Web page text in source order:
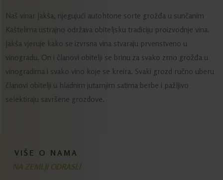
Naš vinar Jakša, njegujući autohtone sorte grožđa u sunčanim
Kaštelima ustrajno održava obiteljsku tradiciju proizvodnje vina.
Jakša vjeruje kako se izvrsna vina stvaraju prvenstveno u
vinogradu. On i članovi obitelji se brinu za svako zrno grožđa u
vinogradima i svako vino koje se kreira. Svaki grozd ručno uberu
članovi obitelji u hladnim jutarnjim satima berbe i pažljivo
selektiraju savršene grozdove.
VIŠE O NAMA
NA ZEMLJI ODRASLI